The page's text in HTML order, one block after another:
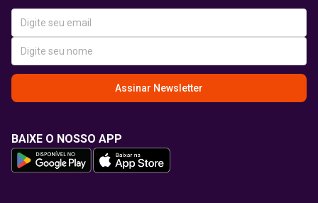
Assinar Newsletter
BAIXE O NOSSO APP